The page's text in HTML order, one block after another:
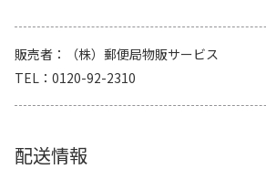
販売者
（株）郵便局物販サービス
TEL
0120-92-2310
配送情報